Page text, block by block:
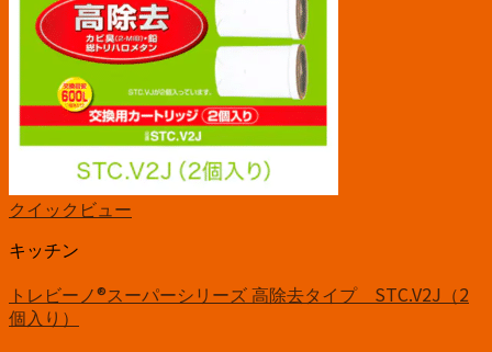
クイックビュー
キッチン
トレビーノ®スーパーシリーズ 高除去タイプ STC.V2J（2
個入り）